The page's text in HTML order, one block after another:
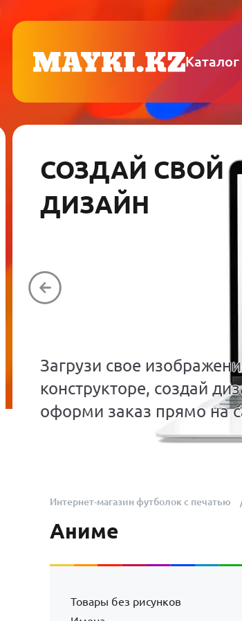
Каталог
СОЗДАЙ СВОЙ
ДИЗАЙН
Загрузи свое
конструкторе, создай
оформи заказ прямо на
Интернет-магазин футболок с печатью
Аниме
Товары без рисунков